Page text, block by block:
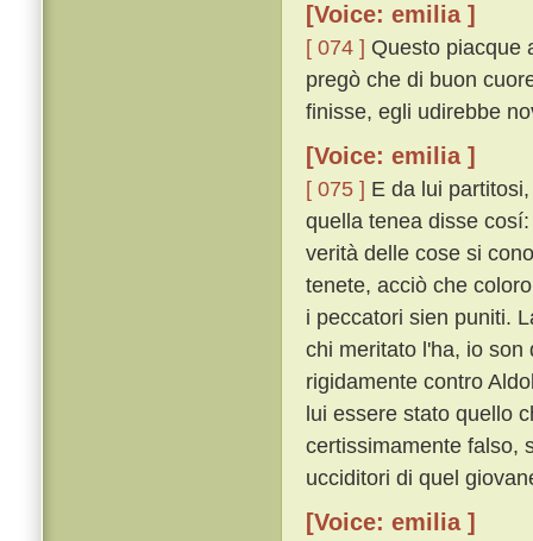
[Voice: emilia ]
[ 074 ] Questo piacque
pregò che di buon
finisse, egli udirebbe
[Voice: emilia ]
[ 075 ] E da lui
quella tenea disse
verità delle cose si
tenete, acciò che
i peccatori sien puniti.
chi meritato l'ha, io
rigidamente contro
lui essere stato quello
certissimamente falso,
ucciditori di quel
[Voice: emilia ]